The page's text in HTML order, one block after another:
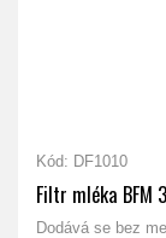
Kód: DF1010
Filtr mléka BFM
Dodává se bez